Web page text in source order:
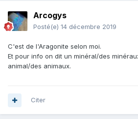
Arcogys
Posté(e) 14 décembre 2019
C'est de l'Aragonite selon moi.
Et pour info on dit un minéral/des
animal/des animaux.
Citer